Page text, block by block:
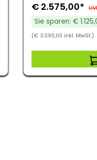
€ 2.575,00*
Sie sparen: €
(€ 3.090,00 inkl. MwSt.)